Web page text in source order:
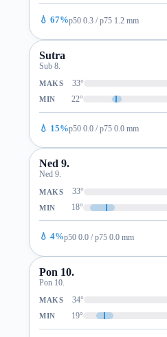
💧 67%p50 0.3 / p75 1.2 mm
Sutra
Sub 8.
MAKS 33°
MIN 22°
💧 15%p50 0.0 / p75 0.0 mm
Ned 9.
Ned 9.
MAKS 33°
MIN 18°
💧 4%p50 0.0 / p75 0.0 mm
Pon 10.
Pon 10.
MAKS 34°
MIN 19°